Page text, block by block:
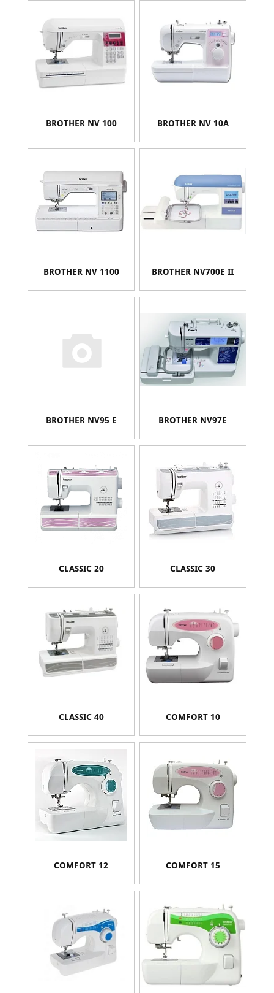
BROTHER NV 100 BROTHER NV 10A
BROTHER NV 1100 BROTHER NV700E II
BROTHER NV95 E BROTHER NV97E
CLASSIC 20 CLASSIC 30
CLASSIC 40 COMFORT 10
COMFORT 12 COMFORT 15